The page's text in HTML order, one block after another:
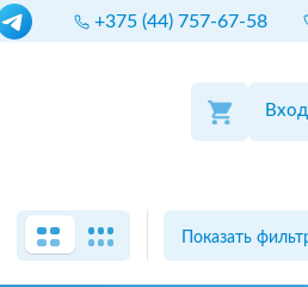
+375 (44) 757-67-58
Показать